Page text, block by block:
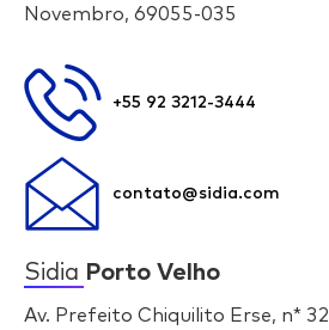
Novembro, 69055-035
+55 92 3212-3444
contato@sidia.com
Sidia Porto Velho
Av. Prefeito Chiquilito Erse, n*